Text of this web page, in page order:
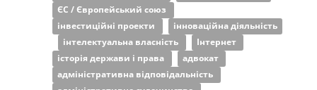
ЄС / Європейський союз
інвестиційні проекти
інноваційна діяльність
інтелектуальна власність
Інтернет
історія держави і права
адвокат
адміністративна відповідальність